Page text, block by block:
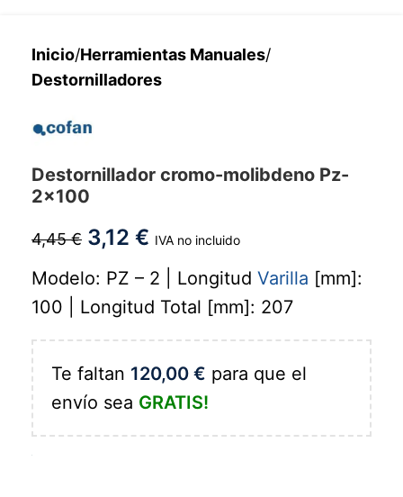
Inicio/Herramientas Manuales/
Destornilladores
Destornillador cromo-molibdeno Pz-
2x100
4,45€ 3,12 € IVA no incluido
Modelo: PZ – 2 | Longitud Varilla [mm]:
100 | Longitud Total [mm]: 207
Te faltan 120,00 € para que el
envío sea GRATIS!